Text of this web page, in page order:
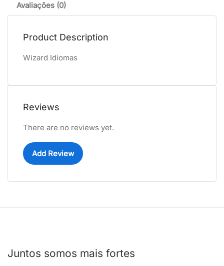
Avaliações (0)
Product Description
Wizard Idiomas
Reviews
There are no reviews yet.
Add Review
Juntos somos mais fortes